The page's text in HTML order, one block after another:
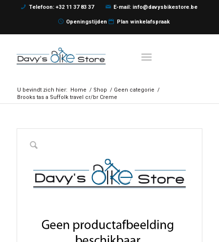
Telefoon: +32 11 37 83 37 E-mail: info@davysbikestore.be
Openingstijden Plan winkelafspraak
U bevindt zich hier: Home / Shop / Geen categorie /
Brooks tas a Suffolk travel cr/br Creme